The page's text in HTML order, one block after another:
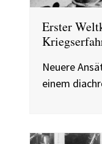
Erster
Neuere
einem